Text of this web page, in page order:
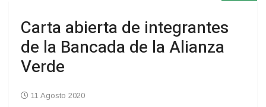
Carta abierta de integrantes
de la Bancada de la Alianza
Verde
11 Agosto 2020